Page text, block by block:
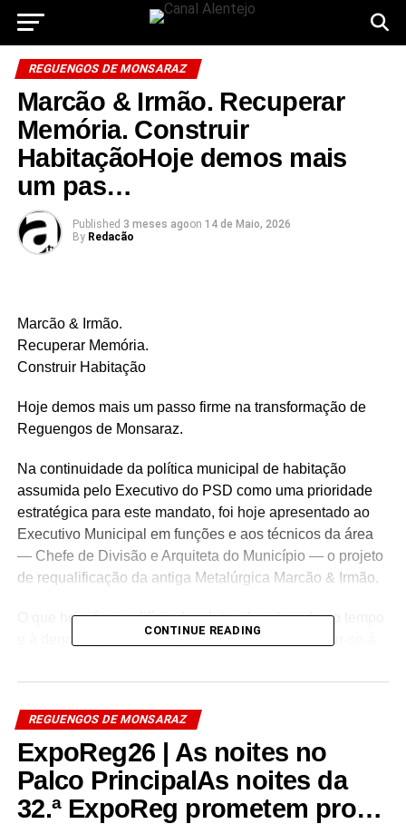
REGUENGOS DE MONSARAZ
Marcão & Irmão. Recuperar
Memória. Construir
HabitaçãoHoje demos mais
um pas…
Published 3 meses agoon 14 de Maio, 2026
By Redacão
Marcão & Irmão.
Recuperar Memória.
Construir Habitação
Hoje demos mais um passo firme na transformação de
Reguengos de Monsaraz.
Na continuidade da política municipal de habitação
assumida pelo Executivo do PSD como uma prioridade
estratégica para este mandato, foi hoje apresentado ao
Executivo Municipal em funções e aos técnicos da área
— Chefe de Divisão e Arquiteta do Município — o projeto
de requalificação da antiga Metalúrgica Marcão & Irmão.
O que hoje é um edifício devoluto, abandonado ao tempo
e à degradação, no coração da cidade, transformar-se-á
Reguengos de Monsaraz.
Estamos a falar de dezenas de apartamentos de
diferentes tipologias, com construção a custos
controlados, complementados por mais de 80 lugares de
estacionamento, numa intervenção profundamente
estruturante para o centro urbano.
CONTINUE READING
REGUENGOS DE MONSARAZ
ExpoReg26 | As noites no
Palco PrincipalAs noites da
32.ª ExpoReg prometem pro…